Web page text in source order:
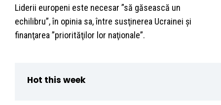
Liderii europeni este necesar ”să găsească un
echilibru”, în opinia sa, între susţinerea Ucrainei şi
finanţarea ”priorităţilor lor naţionale”.
Hot this week